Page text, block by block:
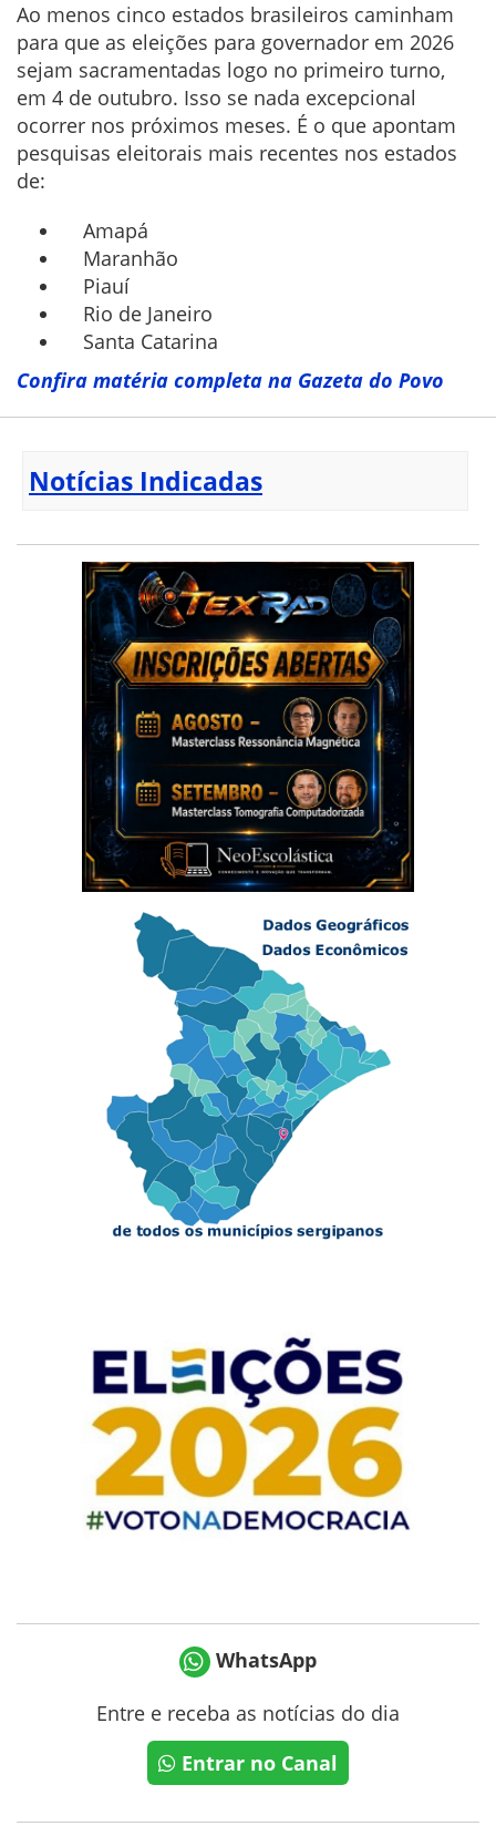
Ao menos cinco estados brasileiros caminham
para que as eleições para governador em 2026
sejam sacramentadas logo no primeiro turno,
em 4 de outubro. Isso se nada excepcional
ocorrer nos próximos meses. É o que apontam
pesquisas eleitorais mais recentes nos estados
de:
Amapá
Maranhão
Piauí
Rio de Janeiro
Santa Catarina
Confira matéria completa na Gazeta do Povo
Notícias Indicadas
WhatsApp
Entre e receba as notícias do dia
Entrar no Canal